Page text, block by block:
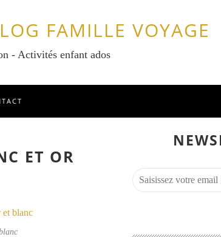
FAMILLE VOYAGE
- Activités enfant ados
ET OR